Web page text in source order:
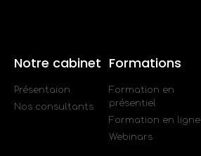
Notre cabinet
Présentaion
Nos consultants
Formations
Formation en
présentiel
Formation en ligne
Webinars